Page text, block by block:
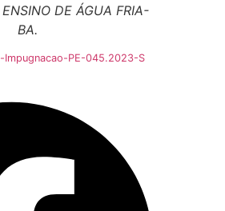
DE ÁGUA FRIA-
BA.
Impugnacao-PE-045.2023-S